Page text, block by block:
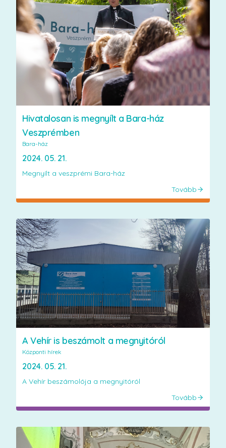
Hivatalosan is megnyílt a Bara-ház
Veszprémben
Bara-ház
2024. 05. 21.
Megnyílt a veszprémi Bara-ház
Tovább
A Vehír is beszámolt a megnyitóról
Központi hírek
2024. 05. 21.
A Vehír beszámolója a megnyitóról
Tovább